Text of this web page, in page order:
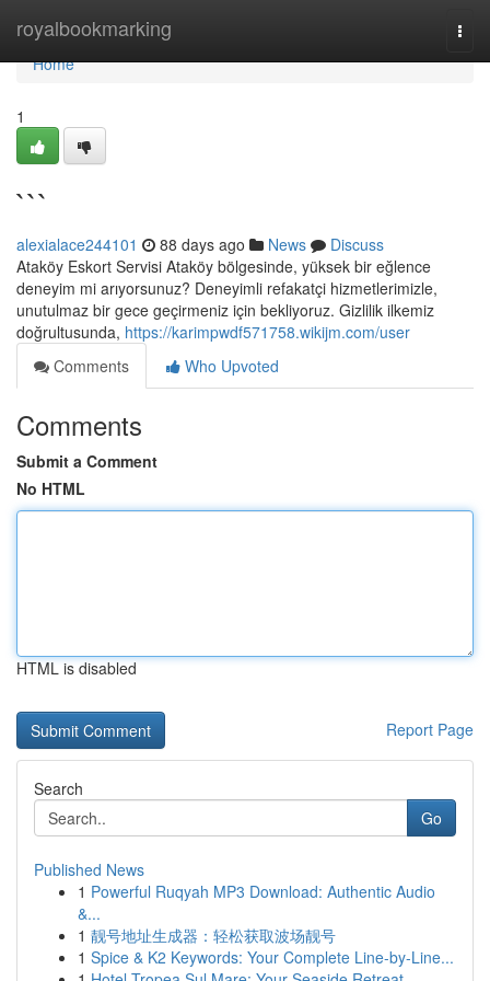
royalbookmarking
Home
Home
1
```
alexialace244101 88 days ago News
Discuss
Ataköy Eskort Servisi Ataköy bölgesinde, yüksek bir eğlence
deneyim mi arıyorsunuz? Deneyimli refakatçi hizmetlerimizle,
unutulmaz bir gece geçirmeniz için bekliyoruz. Gizlilik ilkemiz
doğrultusunda, https://karimpwdf571758.wikijm.com/user
Comments
Who Upvoted
Comments
Submit a Comment
No HTML
HTML is disabled
Report Page
Search
Go
Published News
1 Powerful Ruqyah MP3 Download: Authentic Audio
&...
1 靓号地址生成器：轻松获取波场靓号
1 Spice & K2 Keywords: Your Complete Line-by-Line...